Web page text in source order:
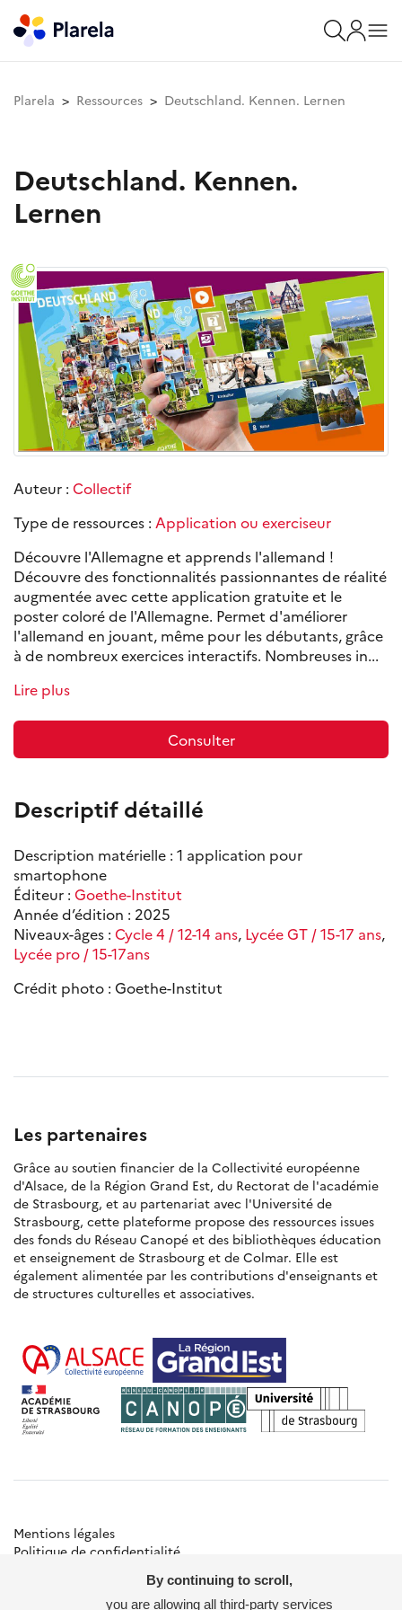
Plarela Ressources Deutschland. Kennen. Lernen
Deutschland. Kennen.
Lernen
Auteur : Collectif
Type de ressources : Application ou exerciseur
Découvre l'Allemagne et apprends l'allemand !
Découvre des fonctionnalités passionnantes de réalité
augmentée avec cette application gratuite et le
poster coloré de l'Allemagne. Permet d'améliorer
l'allemand en jouant, même pour les débutants, grâce
à de nombreux exercices interactifs. Nombreuses in...
Lire plus
Consulter
Descriptif détaillé
Description matérielle : 1 application pour
smartophone
Éditeur : Goethe-Institut
Année d’édition : 2025
Niveaux-âges : Cycle 4 / 12-14 ans, Lycée GT / 15-17 ans,
Lycée pro / 15-17ans
Crédit photo : Goethe-Institut
Les partenaires
Grâce au soutien financier de la Collectivité européenne
d'Alsace, de la Région Grand Est, du Rectorat de l'académie
de Strasbourg, et au partenariat avec l'Université de
Strasbourg, cette plateforme propose des ressources issues
des fonds du Réseau Canopé et des bibliothèques éducation
et enseignement de Strasbourg et de Colmar. Elle est
également alimentée par les contributions d'enseignants et
de structures culturelles et associatives.
Mentions légales
Politique de confidentialité
By continuing to scroll,
you are allowing all third-party services